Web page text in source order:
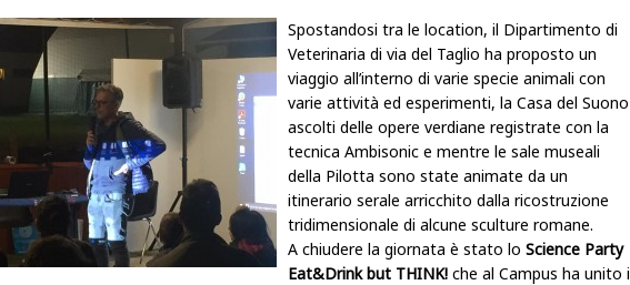
Spostandosi tra le location, il Dipartimento di
Veterinaria di via del Taglio ha proposto un
viaggio all’interno di varie specie animali con
varie attività ed esperimenti, la Casa del Suono
ascolti delle opere verdiane registrate con la
tecnica Ambisonic e mentre le sale museali
della Pilotta sono state animate da un
itinerario serale arricchito dalla ricostruzione
tridimensionale di alcune sculture romane.
A chiudere la giornata è stato lo Science Party
Eat&Drink but THINK! che al Campus ha unito i